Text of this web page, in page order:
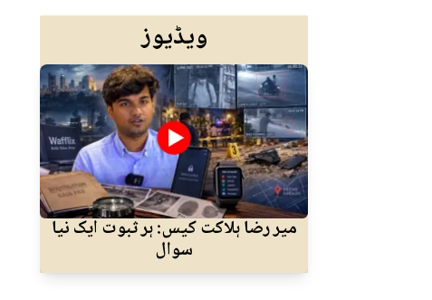
ویڈیوز
میر رضا ہلاکت کیس: ہر ثبوت ایک نیا
سوال